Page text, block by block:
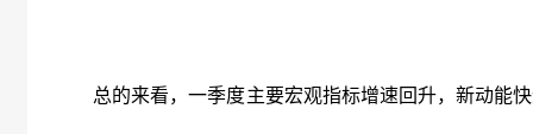
总的来看，一季度主要宏观指标增速回升，新动能快